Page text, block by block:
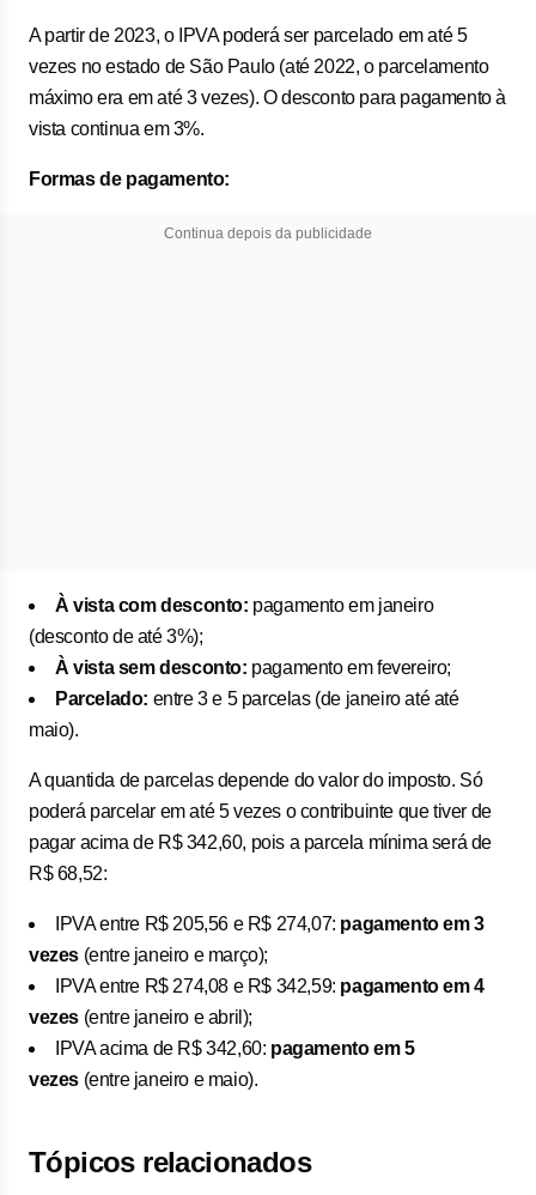
A partir de 2023, o IPVA poderá ser parcelado em até 5
vezes no estado de São Paulo (até 2022, o parcelamento
máximo era em até 3 vezes). O desconto para pagamento à
vista continua em 3%.
Formas de pagamento:
Continua depois da publicidade
À vista com desconto: pagamento em janeiro
(desconto de até 3%);
À vista sem desconto: pagamento em fevereiro;
Parcelado: entre 3 e 5 parcelas (de janeiro até até
maio).
A quantida de parcelas depende do valor do imposto. Só
poderá parcelar em até 5 vezes o contribuinte que tiver de
pagar acima de R$ 342,60, pois a parcela mínima será de
R$ 68,52:
IPVA entre R$ 205,56 e R$ 274,07: pagamento em 3
vezes (entre janeiro e março);
IPVA entre R$ 274,08 e R$ 342,59: pagamentoem 4
vezes (entre janeiro e abril);
IPVA acima de R$ 342,60: pagamentoem 5
vezes (entre janeiro e maio).
Tópicos relacionados